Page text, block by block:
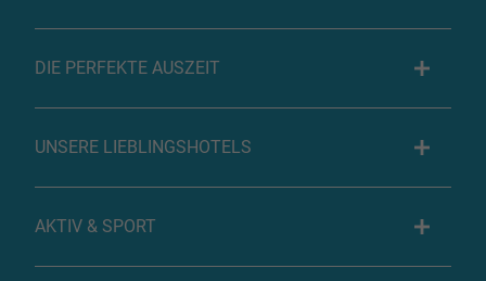
DIE PERFEKTE AUSZEIT
UNSERE LIEBLINGSHOTELS
AKTIV & SPORT